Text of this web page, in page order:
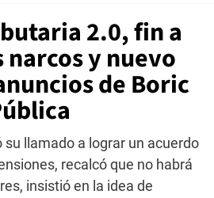
2.0, fin a
y nuevo
de Boric
llamado a lograr un acuerdo
recalcó que no habrá
insistió en la idea de